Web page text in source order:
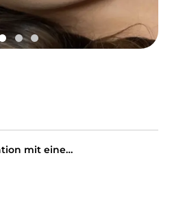
Brow Lifting in Kombination mit einer Wimpernverlängerung